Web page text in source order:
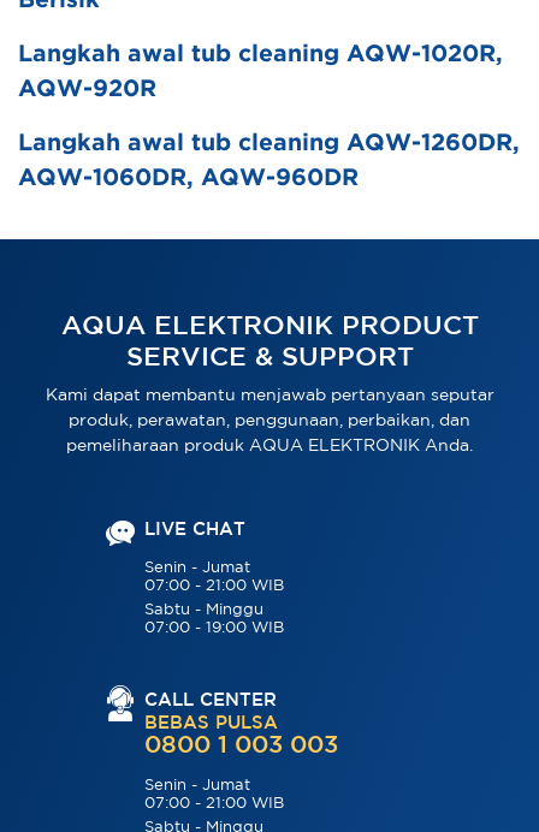
Langkah awal tub cleaning AQW-1020R,
AQW-920R
Langkah awal tub cleaning AQW-1260DR,
AQW-1060DR, AQW-960DR
AQUA ELEKTRONIK PRODUCT
SERVICE & SUPPORT
Kami dapat membantu menjawab pertanyaan seputar
produk, perawatan, penggunaan, perbaikan, dan
pemeliharaan produk AQUA ELEKTRONIK Anda.
LIVE CHAT
Senin - Jumat
07:00 - 21:00 WIB
Sabtu - Minggu
07:00 - 19:00 WIB
CALL CENTER
BEBAS PULSA
0800 1 003 003
Senin - Jumat
07:00 - 21:00 WIB
Sabtu - Minggu